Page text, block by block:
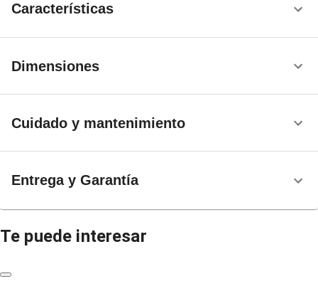
Características
Dimensiones
Cuidado y mantenimiento
Entrega y Garantía
Te puede interesar